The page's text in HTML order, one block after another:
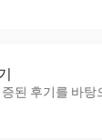
된 후기를 바탕